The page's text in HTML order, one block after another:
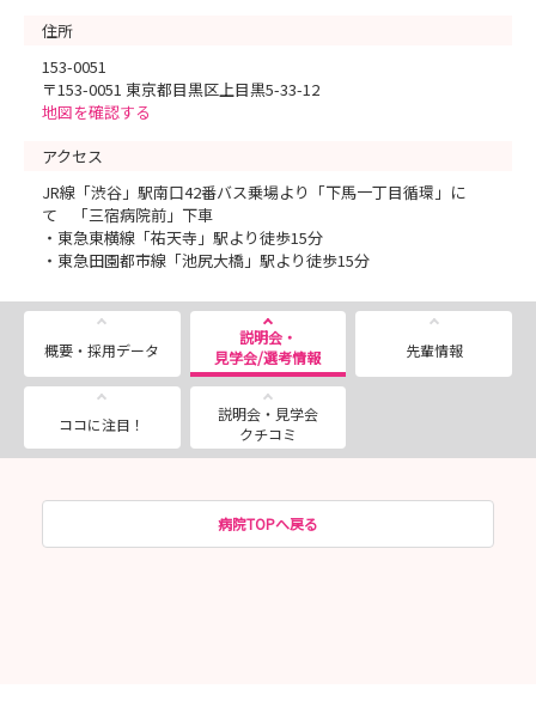
住所
153-0051
〒153-0051 東京都目黒区上目黒5-33-12
地図を確認する
アクセス
JR線「渋谷」駅南口42番バス乗場より「下馬一丁目循環」に
て 「三宿病院前」下車
・東急東横線「祐天寺」駅より徒歩15分
・東急田園都市線「池尻大橋」駅より徒歩15分
概要・採用データ
説明会・
見学会/選考情報
先輩情報
ココに注目！
説明会・見学会
クチコミ
病院TOPへ戻る